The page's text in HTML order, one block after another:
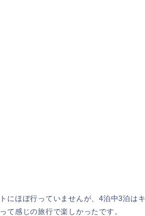
にほぼ行っていませんが、4泊中3泊は
て感じの旅行で楽しかったです。